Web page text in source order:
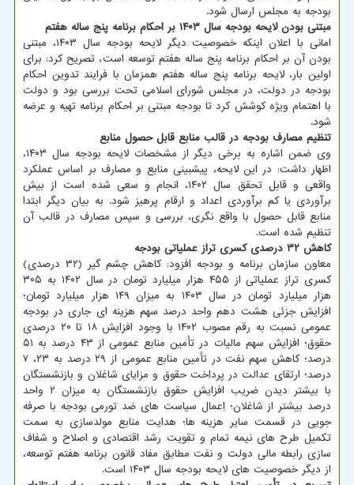
بودجه به مجلس ارسال شود.
مبتنی بودن لایحه بودجه سال ۱۴۰۳ بر احکام برنامه پنج ساله هفتم
امانی با اعلان اینکه خصوصیت دیگر لایحه بودجه سال ۱۴۰۳، مبتنی
بودن آن بر احکام برنامه پنج ساله هفتم توسعه است، تصریح کرد: برای
اولین بار، لایحه برنامه پنج ساله هفتم همزمان با فرایند تدوین احکام
بودجه در دولت، در مجلس شورای اسلامی تحت بررسی بود و دولت
با اهتمام ویژه کوشش کرد تا بودجه مبتنی بر احکام برنامه تهیه و عرضه
شود.
تنظیم مصارف بودجه در قالب منابع قابل حصول منابع
وی ضمن اشاره به برخی دیگر از مشخصات لایحه بودجه سال ۱۴۰۳،
اظهار داشت: در این لایحه، پیشبینی منابع و مصارف بر اساس عملکرد
واقعی و قابل تحقق سال ۱۴۰۲، انجام و سعی شده است از بیش
برآوردی یا کم برآوردی اعداد و ارقام پرهیز شود. به بیان دیگر ابتدا
منابع قابل حصول با واقع نگری، بررسی و سپس مصارف در قالب آن
تنظیم شده است.
کاهش ۳۲ درصدی کسری تراز عملیاتی بودجه
معاون سازمان برنامه و بودجه افزود: کاهش چشم گیر (۳۲ درصدی)
کسری تراز عملیاتی از ۴۵۵ هزار میلیارد تومان در سال ۱۴۰۲ به ۳۰۵
هزار میلیارد تومان در سال ۱۴۰۳ به میزان ۱۴۹ هزار میلیارد تومان؛
افزایش جزئی هشت دهم واحد درصد سهم هزینه ای جاری در بودجه
عمومی نسبت به رقم مصوب ۱۴۰۲ با وجود افزایش ۱۸ تا ۲۰ درصدی
حقوق؛ افزایش سهم مالیات در تأمین منابع عمومی از ۴۳ درصد به ۵۱
درصد؛ کاهش سهم نفت در تأمین منابع عمومی از ۲۹ درصد به ۲۳، ۷
درصد؛ ارتقای عدالت در پرداخت حقوق و مزایای شاغلان و بازنشستگان
با بیشتر دیدن ضریب افزایش حقوق بازنشستگان به میزان ۲ واحد
درصد بیشتر از شاغلان؛ اِعمال سیاست های ضد تورمی بودجه با صرفه
جویی در قسمت سایر هزینه ها؛ هدایت منابع مولدسازی به سمت
تکمیل طرح های نیمه تمام و تقویت رشد اقتصادی و اصلاح و شفاف
سازی رابطه مالی دولت و نفت مطابق مفاد قانون برنامه هفتم توسعه،
از دیگر خصوصیت های لایحه بودجه سال ۱۴۰۳ است.